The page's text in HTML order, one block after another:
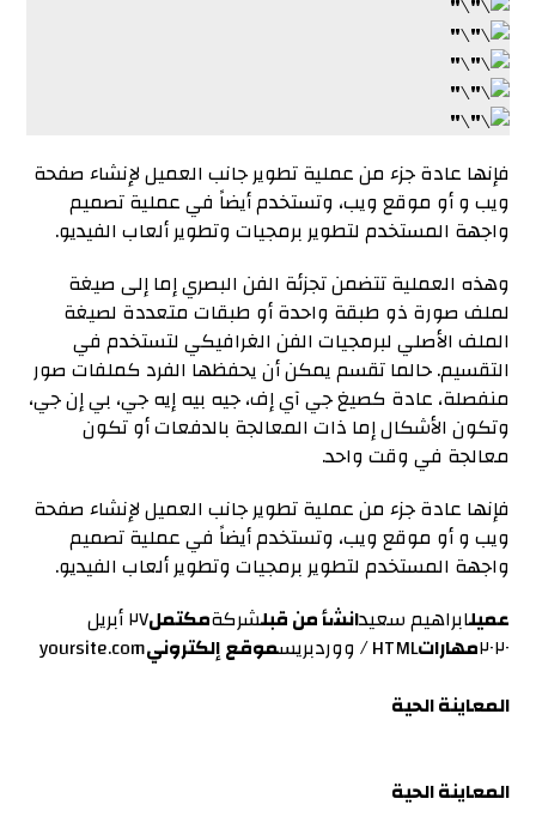
فإنها عادة جزء من عملية تطوير جانب العميل لإنشاء صفحة
ويب و أو موقع ويب، وتستخدم أيضاً في عملية تصميم
واجهة المستخدم لتطوير برمجيات وتطوير ألعاب الفيديو.
وهذه العملية تتضمن تجزئة الفن البصري إما إلى صيغة
لملف صورة ذو طبقة واحدة أو طبقات متعددة لصيغة
الملف الأصلي لبرمجيات الفن الغرافيكي لتستخدم في
التقسيم. حالما تقسم يمكن أن يحفظها الفرد كملفات صور
منفصلة، عادة كصيغ جي آي إف، جيه بيه إيه جي، بي إن جي،
وتكون الأشكال إما ذات المعالجة بالدفعات أو تكون
معالجة في وقت واحد.
فإنها عادة جزء من عملية تطوير جانب العميل لإنشاء صفحة
ويب و أو موقع ويب، وتستخدم أيضاً في عملية تصميم
واجهة المستخدم لتطوير برمجيات وتطوير ألعاب الفيديو.
عميلابراهيم سعيدانشأ من قبلشركةمكتمل
٢٧ أبريل
٢٠٢٠مهاراتHTML / ووردبريس موقع إلكترونيyoursite.com
المعاينة الحية
المعاينة الحية